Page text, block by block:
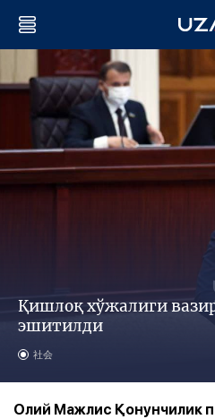
Қишлоқ хўжалиги
эшитилди
社会
Олий Мажлис Қонунчилик